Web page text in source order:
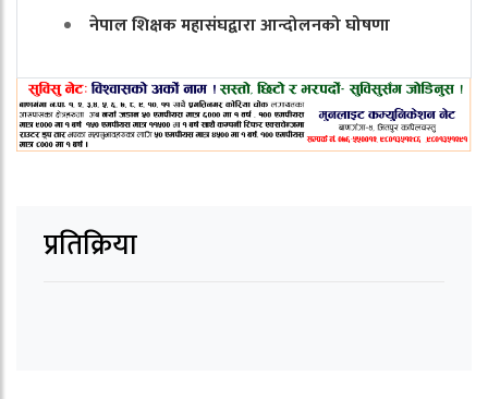
नेपाल शिक्षक महासंघद्वारा आन्दोलनको घोषणा
प्रतिक्रिया